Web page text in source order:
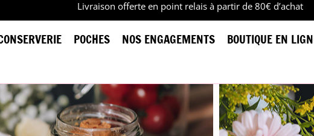
Livraison offerte en point relais à partir de 80€ d’achat
POCHES NOS ENGAGEMENTS BOUTIQUE EN